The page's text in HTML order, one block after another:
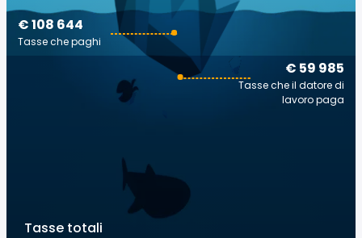
€ 59 985
Tasse che il datore di
lavoro paga
€ 108 644
Tasse che paghi
Tasse totali